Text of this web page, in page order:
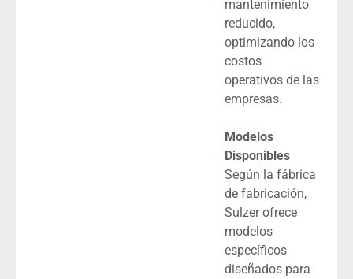
mantenimiento
reducido,
optimizando los
costos
operativos de las
empresas.
Modelos
Disponibles
Según la fábrica
de fabricación,
Sulzer ofrece
modelos
específicos
diseñados para